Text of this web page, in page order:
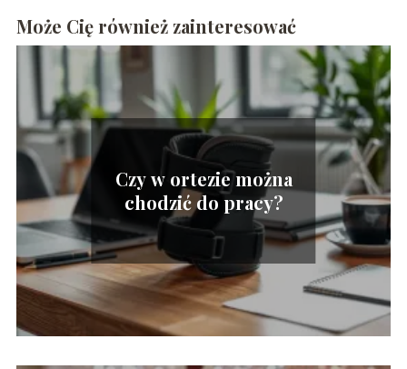
Może Cię również zainteresować
Czy w ortezie można
chodzić do pracy?